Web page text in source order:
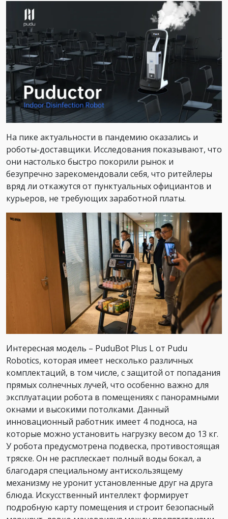
На пике актуальности в пандемию оказались и
роботы-доставщики. Исследования показывают, что
они настолько быстро покорили рынок и
безупречно зарекомендовали себя, что ритейлеры
вряд ли откажутся от пунктуальных официантов и
курьеров, не требующих заработной платы.
Интересная модель – PuduBot Plus L от Pudu
Robotics, которая имеет несколько различных
комплектаций, в том числе, с защитой от попадания
прямых солнечных лучей, что особенно важно для
эксплуатации робота в помещениях с панорамными
окнами и высокими потолками. Данный
инновационный работник имеет 4 подноса, на
которые можно установить нагрузку весом до 13 кг.
У робота предусмотрена подвеска, противостоящая
тряске. Он не расплескает полный воды бокал, а
благодаря специальному антискользящему
механизму не уронит установленные друг на друга
блюда. Искусственный интеллект формирует
подробную карту помещения и строит безопасный